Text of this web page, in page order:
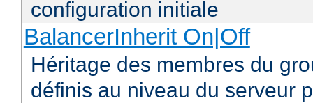
configuration initiale
BalancerInherit On|Off
Héritage des membres du
définis au niveau du serveur